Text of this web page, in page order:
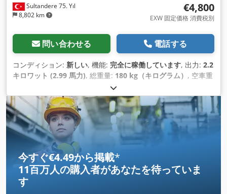
Sultandere 75. Yıl
8,802 km
€4,800
EXW 固定価格 消費税別
問い合わせる 電話する
コンディション: 新しい, 機能: 完全に稼働しています, 出力: 2.2
キロワット (2.99 馬力), 総重量: 180 kg（キログラム） , 空車重
, ショベル容量:
今すぐ€4.49から掲載*
11百万人の購入者があなたを待っていま
す